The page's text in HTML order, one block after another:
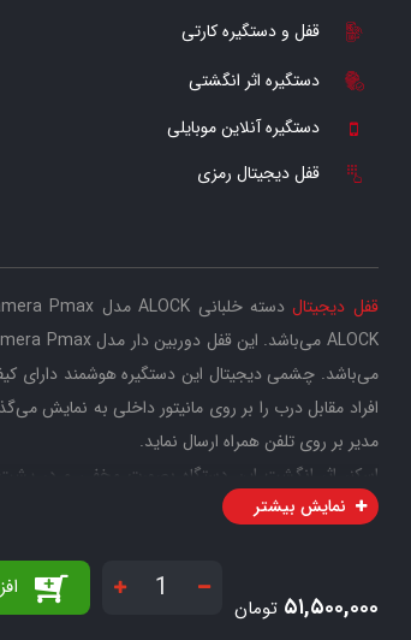
قفل و دستگیره کارتی
دستگیره اثر انگشتی
دستگیره آنلاین موبایلی
قفل دیجیتال رمزی
قفل دیجیتالدسته خلبانی ALOCK مدل Camera Pmax یکی از جدیدترین محصولات دارای
افراد مقابل درب را بر روی مانیتور داخلی به نمایش
مدیر بر روی تلفن همراه ارسال نماید.
اسکنر اثر انگشت این دستگاه بصورت مخفی و در پشت
دستگیره به شیشه Tempered Glass مجهز شده که این محصول را در برابر ضربه و خش پذیری بسیار مقاوم می‌نماید.
نمایش بیشتر
۵۱,۵۰۰,۰۰۰ تومان